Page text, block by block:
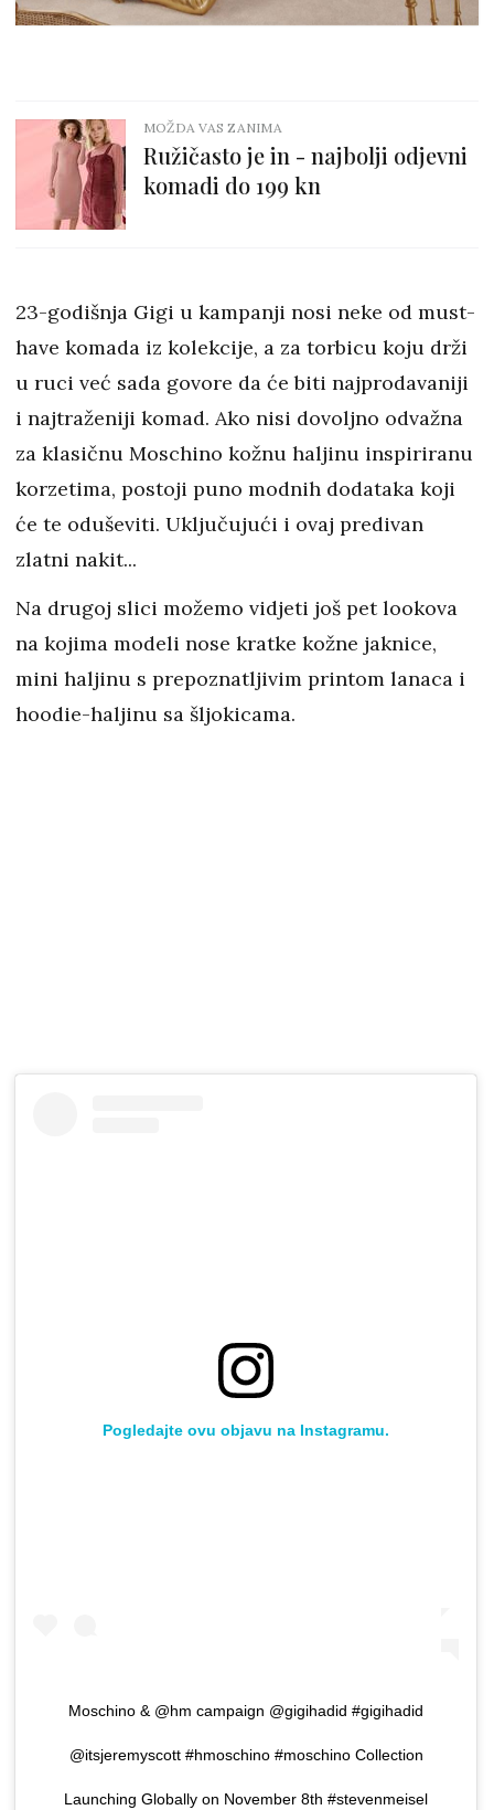
MOŽDA VAS ZANIMA
Ružičasto je in - najbolji odjevni
komadi do 199 kn
23-godišnja Gigi u kampanji nosi neke od must-
have komada iz kolekcije, a za torbicu koju drži
u ruci već sada govore da će biti najprodavaniji
i najtraženiji komad. Ako nisi dovoljno odvažna
za klasičnu Moschino kožnu haljinu inspiriranu
korzetima, postoji puno modnih dodataka koji
će te oduševiti. Uključujući i ovaj predivan
zlatni nakit...
Na drugoj slici možemo vidjeti još pet lookova
na kojima modeli nose kratke kožne jaknice,
mini haljinu s prepoznatljivim printom lanaca i
hoodie-haljinu sa šljokicama.
Pogledajte ovu objavu na Instagramu.
Moschino & @hm campaign @gigihadid #gigihadid
@itsjeremyscott #hmoschino #moschino Collection
Launching Globally on November 8th #stevenmeisel